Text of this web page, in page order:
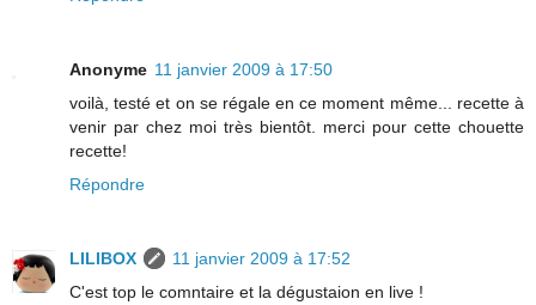
Anonyme 11 janvier 2009 à 17:50
voilà, testé et on se régale en ce moment même... recette à
venir par chez moi très bientôt. merci pour cette chouette
recette!
Répondre
LILIBOX
11 janvier 2009 à 17:52
C'est top le comntaire et la dégustaion en live !